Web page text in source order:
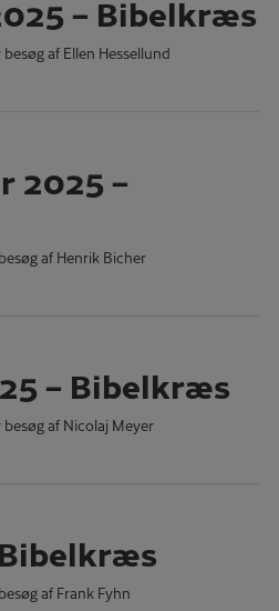
– Bibelkræs
af Ellen Hessellund
2025 –
af Henrik Bicher
– Bibelkræs
af Nicolaj Meyer
af Frank Fyhn